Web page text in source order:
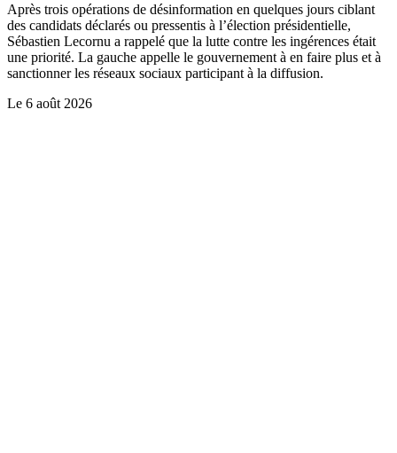
Après trois opérations de désinformation en quelques jours ciblant
des candidats déclarés ou pressentis à l’élection présidentielle,
Sébastien Lecornu a rappelé que la lutte contre les ingérences était
une priorité. La gauche appelle le gouvernement à en faire plus et à
sanctionner les réseaux sociaux participant à la diffusion.
Le 6 août 2026